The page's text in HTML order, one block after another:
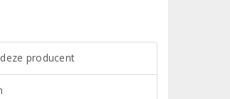
producent